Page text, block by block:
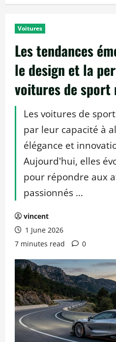
Voitures
Les tendances
le design et la
voitures de sport
Les voitures de
par leur capacité à
élégance et
Aujourd'hui, elles
pour répondre aux
passionnés ...
vincent
1 June 2026
7 minutes read
0